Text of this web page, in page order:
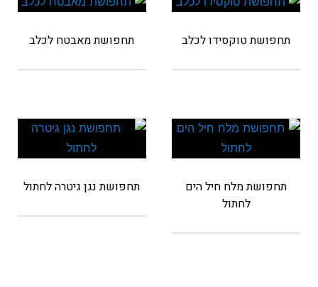
תחפושת טוקסידו לכלב תחפושת מאבטח לכלב
תחפושת מלח חיל הים
לחתול
תחפושת נגן גיטרה לחתול